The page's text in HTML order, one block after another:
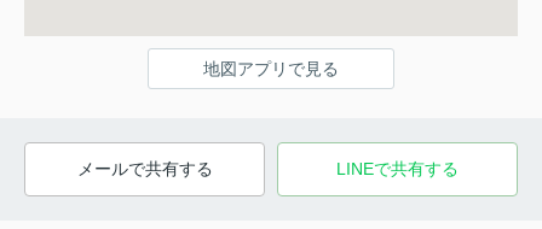
地図アプリで見る
メールで共有する LINEで共有する